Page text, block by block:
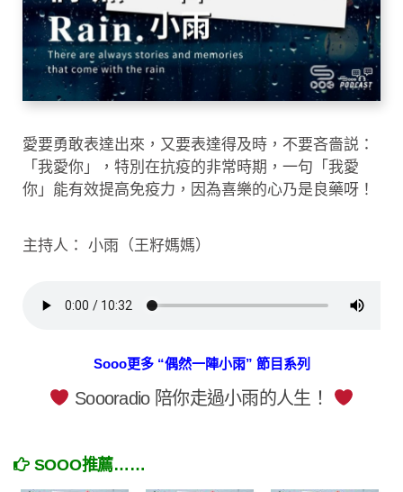
愛要勇敢表達出來，又要表達得及時，不要吝嗇説：
「我愛你」，特別在抗疫的非常時期，一句「我愛
你」能有效提高免疫力，因為喜樂的心乃是良藥呀！
主持人： 小雨（王籽媽媽）
Sooo更多 “偶然一陣小雨” 節目系列
Soooradio 陪你走過小雨的人生！
SOOO推薦……